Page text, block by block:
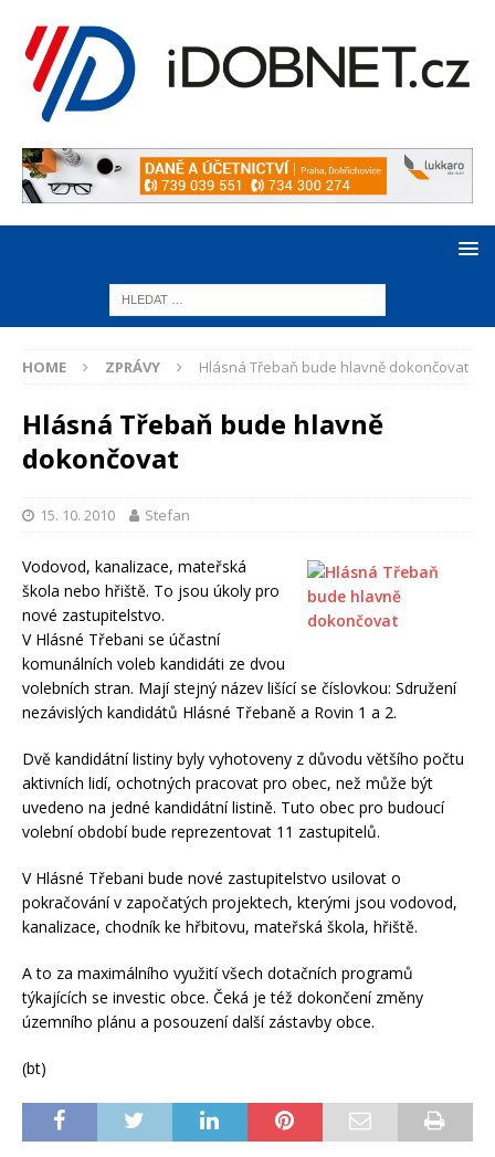
HOME ZPRÁVY Hlásná Třebaň bude hlavně dokončovat
Hlásná Třebaň bude hlavně
dokončovat
15. 10. 2010 Stefan
Vodovod, kanalizace, mateřská
škola nebo hřiště. To jsou úkoly pro
nové zastupitelstvo.
V Hlásné Třebani se účastní
komunálních voleb kandidáti ze dvou
volebních stran. Mají stejný název lišící se číslovkou: Sdružení
nezávislých kandidátů Hlásné Třebaně a Rovin 1 a 2.
Dvě kandidátní listiny byly vyhotoveny z důvodu většího počtu
aktivních lidí, ochotných pracovat pro obec, než může být
uvedeno na jedné kandidátní listině. Tuto obec pro budoucí
volební období bude reprezentovat 11 zastupitelů.
V Hlásné Třebani bude nové zastupitelstvo usilovat o
pokračování v započatých projektech, kterými jsou vodovod,
kanalizace, chodník ke hřbitovu, mateřská škola, hřiště.
A to za maximálního využití všech dotačních programů
týkajících se investic obce. Čeká je též dokončení změny
územního plánu a posouzení další zástavby obce.
(bt)